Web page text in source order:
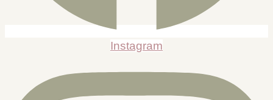
Instagram